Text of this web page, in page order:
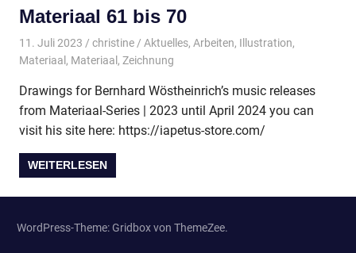
Materiaal 61 bis 70
11. Juli 2023 christine Aktuelles, Arbeiten, Illustration,
Materiaal , Materiaal , Zeichnung
Drawings for Bernhard Wöstheinrich’s music releases
from Materiaal-Series | 2023 until April 2024 you can
visit his site here: https://iapetus-store.com/
WEITERLESEN
WordPress-Theme: Gridbox von ThemeZee.